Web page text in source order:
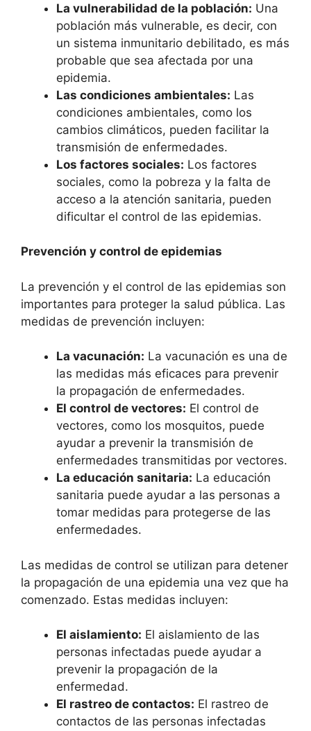
La vulnerabilidad de la población: Una
población más vulnerable, es decir, con
un sistema inmunitario debilitado, es más
probable que sea afectada por una
epidemia.
Las condiciones ambientales: Las
condiciones ambientales, como los
cambios climáticos, pueden facilitar la
transmisión de enfermedades.
Los factores sociales: Los factores
sociales, como la pobreza y la falta de
acceso a la atención sanitaria, pueden
dificultar el control de las epidemias.
Prevención y control de epidemias
La prevención y el control de las epidemias son
importantes para proteger la salud pública. Las
medidas de prevención incluyen:
La vacunación: La vacunación es una de
las medidas más eficaces para prevenir
la propagación de enfermedades.
El control de vectores: El control de
vectores, como los mosquitos, puede
ayudar a prevenir la transmisión de
enfermedades transmitidas por vectores.
La educación sanitaria: La educación
sanitaria puede ayudar a las personas a
tomar medidas para protegerse de las
enfermedades.
Las medidas de control se utilizan para detener
la propagación de una epidemia una vez que ha
comenzado. Estas medidas incluyen:
El aislamiento: El aislamiento de las
personas infectadas puede ayudar a
prevenir la propagación de la
enfermedad.
El rastreo de contactos: El rastreo de
contactos de las personas infectadas